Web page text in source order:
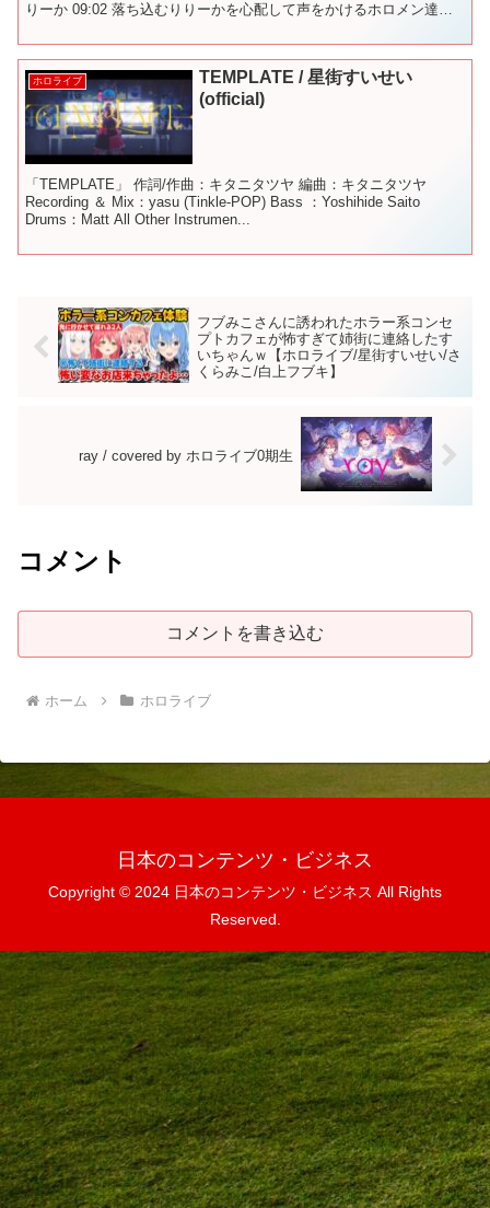
りーか 09:02 落ち込むりりーかを心配して声をかけるホロメン達
ホロライブ
TEMPLATE / 星街すいせい
(official)
「TEMPLATE」 作詞/作曲：キタニタツヤ 編曲：キタニタツヤ
Recording ＆ Mix：yasu (Tinkle-POP) Bass ：Yoshihide Saito
Drums：Matt All Other Instrumen...
フブみこさんに誘われたホラー系コンセ
プトカフェが怖すぎて姉街に連絡したす
いちゃんｗ【ホロライブ/星街すいせい/さ
くらみこ/白上フブキ】
ray / covered by ホロライブ0期生
コメント
コメントを書き込む
ホーム ホロライブ
日本のコンテンツ・ビジネス
Copyright © 2024 日本のコンテンツ・ビジネス All Rights
Reserved.